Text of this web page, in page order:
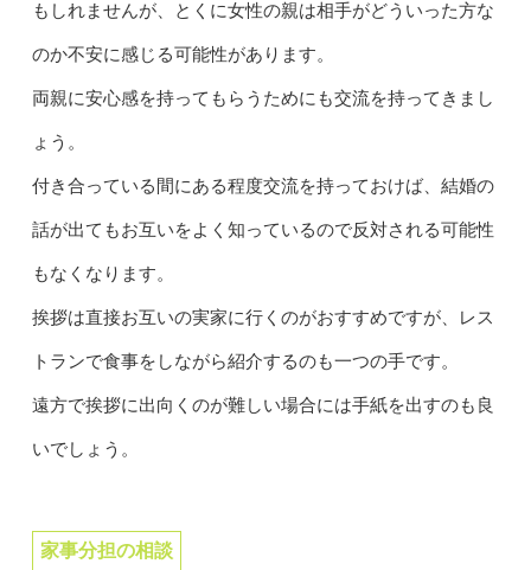
もしれませんが、とくに女性の親は相手がどういった方な
のか不安に感じる可能性があります。
両親に安心感を持ってもらうためにも交流を持ってきまし
ょう。
付き合っている間にある程度交流を持っておけば、結婚の
話が出てもお互いをよく知っているので反対される可能性
もなくなります。
挨拶は直接お互いの実家に行くのがおすすめですが、レス
トランで食事をしながら紹介するのも一つの手です。
遠方で挨拶に出向くのが難しい場合には手紙を出すのも良
いでしょう。
家事分担の相談